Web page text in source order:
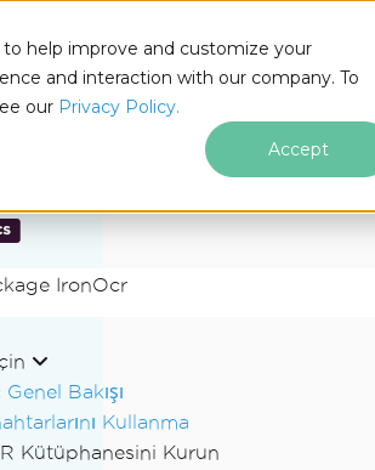
to help improve and customize your
and interaction with our company. To
our Privacy Policy.
Accept
IronOcr
Bakışı
Kullanma
Kütüphanesini Kurun